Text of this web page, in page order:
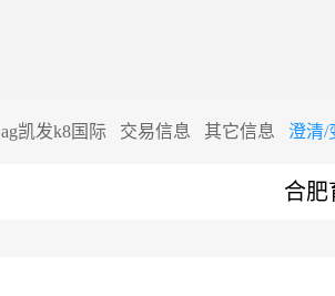
ag凯发k8国际 交易信息 其它信息 澄清/
合肥